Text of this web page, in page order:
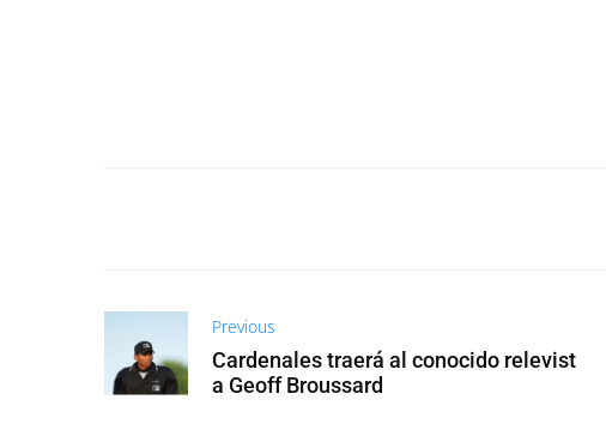
Previous
Cardenales traerá al conocido relevist
a Geoff Broussard